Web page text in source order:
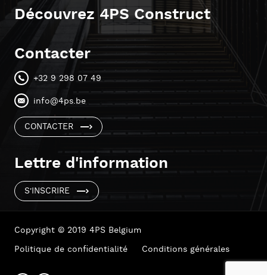
Découvrez 4PS Construct
Contacter
+32 9 298 07 49
info@4ps.be
CONTACTER
Lettre d'information
S'INSCRIRE
Copyright © 2019 4PS Belgium
Politique de confidentialité
Conditions générales